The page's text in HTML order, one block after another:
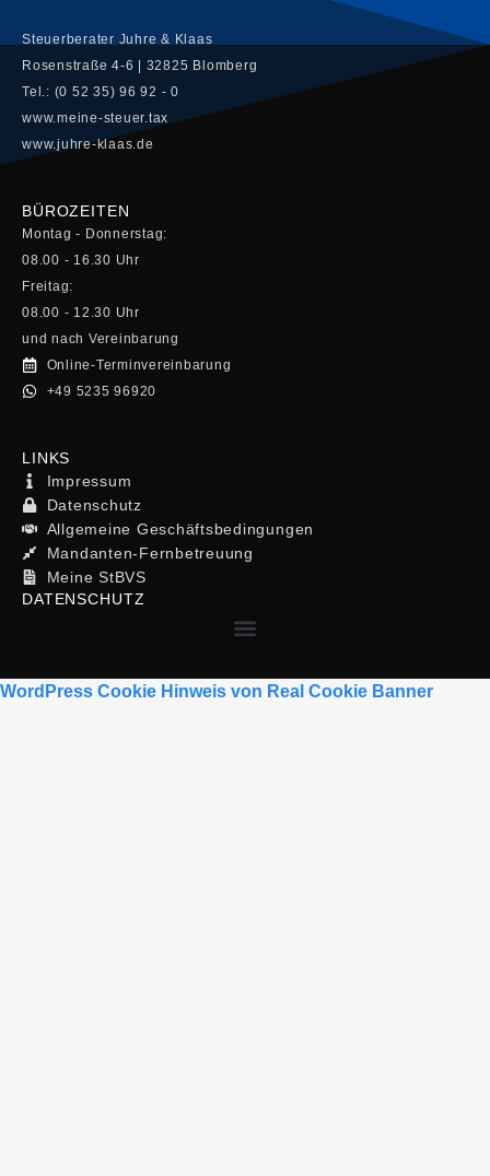
Steuerberater Juhre & Klaas
Rosenstraße 4-6 | 32825 Blomberg
Tel.: (0 52 35) 96 92 - 0
www.meine-steuer.tax
www.juhre-klaas.de
BÜROZEITEN
Montag - Donnerstag:
08.00 - 16.30 Uhr
Freitag:
08.00 - 12.30 Uhr
und nach Vereinbarung
Online-Terminvereinbarung
+49 5235 96920
LINKS
Impressum
Datenschutz
Allgemeine Geschäftsbedingungen
Mandanten-Fernbetreuung
Meine StBVS
DATENSCHUTZ
WordPress Cookie Hinweis von Real Cookie Banner